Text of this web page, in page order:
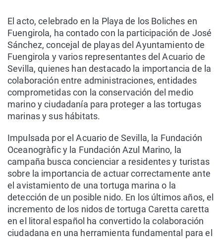
El acto, celebrado en la Playa de los Boliches en
Fuengirola, ha contado con la participación de José
Sánchez, concejal de playas del Ayuntamiento de
Fuengirola y varios representantes del Acuario de
Sevilla, quienes han destacado la importancia de la
colaboración entre administraciones, entidades
comprometidas con la conservación del medio
marino y ciudadanía para proteger a las tortugas
marinas y sus hábitats.
Impulsada por el Acuario de Sevilla, la Fundación
Oceanogràfic y la Fundación Azul Marino, la
campaña busca concienciar a residentes y turistas
sobre la importancia de actuar correctamente ante
el avistamiento de una tortuga marina o la
detección de un posible nido. En los últimos años, el
incremento de los nidos de tortuga Caretta caretta
en el litoral español ha convertido la colaboración
ciudadana en una herramienta fundamental para el